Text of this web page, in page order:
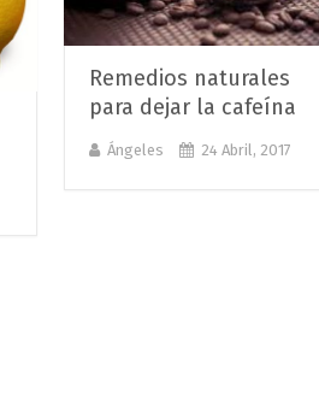
Remedios naturales
para dejar la cafeína
Ángeles 24 Abril, 2017